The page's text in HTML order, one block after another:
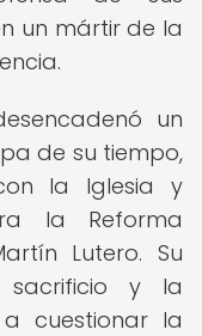
un mártir de la
un
de su tiempo,
la Iglesia y
la Reforma
Lutero. Su
y la
cuestionar la